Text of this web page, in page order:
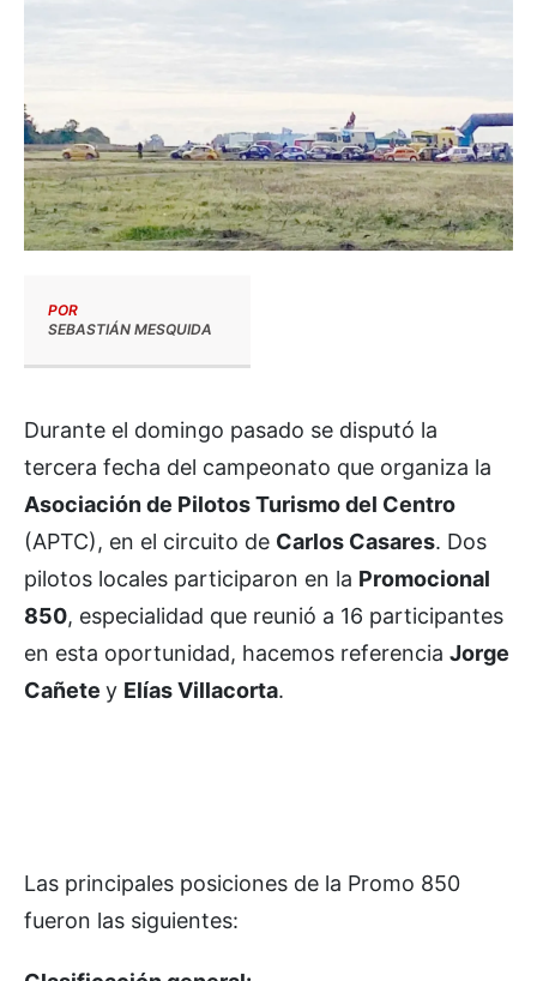
POR
SEBASTIÁN MESQUIDA
Durante el domingo pasado se disputó la
tercera fecha del campeonato que organiza la
Asociación de Pilotos Turismo del Centro
(APTC), en el circuito de Carlos Casares. Dos
pilotos locales participaron en la Promocional
850, especialidad que reunió a 16 participantes
en esta oportunidad, hacemos referencia Jorge
Cañete y Elías Villacorta.
Las principales posiciones de la Promo 850
fueron las siguientes: